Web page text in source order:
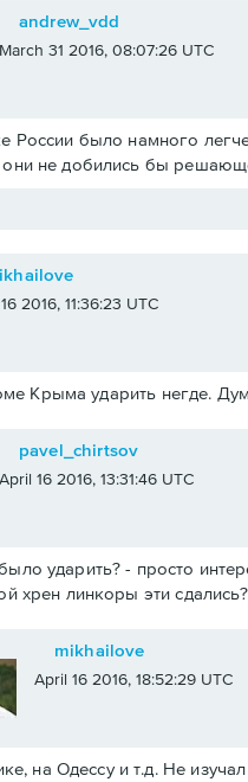
andrew_vdd
March 31 2016, 08:07:26 UTC
России было намного
не добились бы
2016, 11:36:23 UTC
Крыма ударить негде.
pavel_chirtsov
April 16 2016, 13:31:46 UTC
ударить? - просто
хрен линкоры эти сдались?
mikhailove
April 16 2016, 18:52:29 UTC
на Одессу и т.д. Не